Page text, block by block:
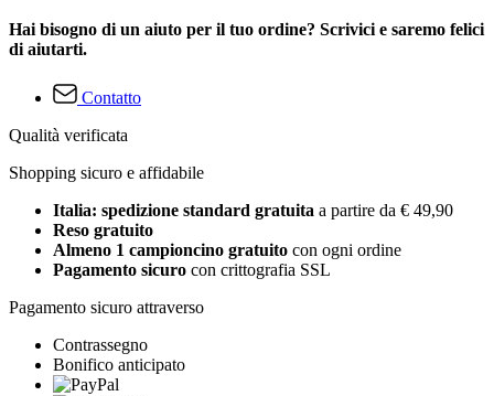
Hai bisogno di un aiuto per il tuo ordine? Scrivici e saremo felici
di aiutarti.
Contatto
Qualità verificata
Shopping sicuro e affidabile
Italia: spedizione standard gratuita a partire da € 49,90
Reso gratuito
Almeno 1 campioncino gratuito con ogni ordine
Pagamento sicuro con crittografia SSL
Pagamento sicuro attraverso
Contrassegno
Bonifico anticipato